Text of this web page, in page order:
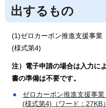
出するもの
(1)ゼロカーボン推進支援事業
(様式第4)
注）電子申請の場合は入力に
書の準備は不要です。
ゼロカーボン推進支援事
(様式第4)（ワード：27KB）